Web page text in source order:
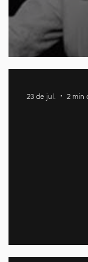
Reformas
Nossa
23 de jul. 2 min